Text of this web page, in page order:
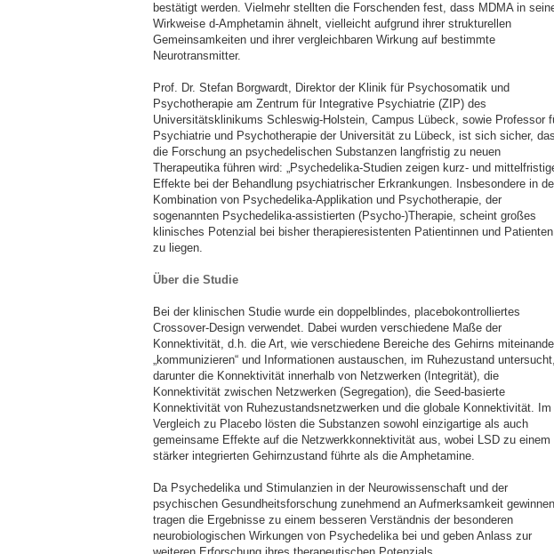
bestätigt werden. Vielmehr stellten die Forschenden fest, dass MDMA in
Wirkweise d-Amphetamin ähnelt, vielleicht aufgrund ihrer strukturellen
Gemeinsamkeiten und ihrer vergleichbaren Wirkung auf bestimmte
Neurotransmitter.
Prof. Dr. Stefan Borgwardt, Direktor der Klinik für Psychosomatik und
Psychotherapie am Zentrum für Integrative Psychiatrie (ZIP) des
Universitätsklinikums Schleswig-Holstein, Campus Lübeck, sowie Professor
Psychiatrie und Psychotherapie der Universität zu Lübeck, ist sich sicher,
die Forschung an psychedelischen Substanzen langfristig zu neuen
Therapeutika führen wird: „Psychedelika-Studien zeigen kurz- und
Effekte bei der Behandlung psychiatrischer Erkrankungen. Insbesondere in
Kombination von Psychedelika-Applikation und Psychotherapie, der
sogenannten Psychedelika-assistierten (Psycho-)Therapie, scheint großes
klinisches Potenzial bei bisher therapieresistenten Patientinnen und Patienten
zu liegen.
Über die Studie
Bei der klinischen Studie wurde ein doppelblindes, placebokontrolliertes
Crossover-Design verwendet. Dabei wurden verschiedene Maße der
Konnektivität, d.h. die Art, wie verschiedene Bereiche des Gehirns
„kommunizieren“ und Informationen austauschen, im Ruhezustand untersucht,
darunter die Konnektivität innerhalb von Netzwerken (Integrität), die
Konnektivität zwischen Netzwerken (Segregation), die Seed-basierte
Konnektivität von Ruhezustandsnetzwerken und die globale Konnektivität. Im
Vergleich zu Placebo lösten die Substanzen sowohl einzigartige als auch
gemeinsame Effekte auf die Netzwerkkonnektivität aus, wobei LSD zu einem
stärker integrierten Gehirnzustand führte als die Amphetamine.
Da Psychedelika und Stimulanzien in der Neurowissenschaft und der
psychischen Gesundheitsforschung zunehmend an Aufmerksamkeit
tragen die Ergebnisse zu einem besseren Verständnis der besonderen
neurobiologischen Wirkungen von Psychedelika bei und geben Anlass zur